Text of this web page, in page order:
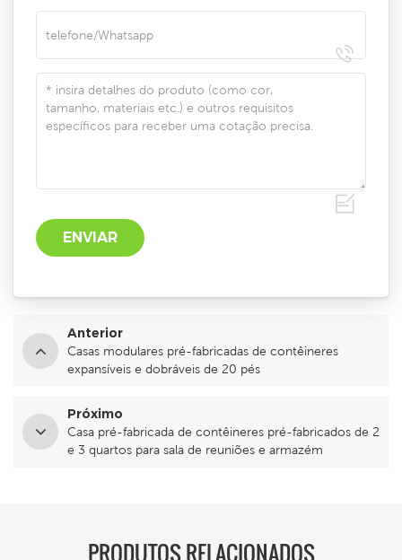
Anterior
Casas modulares pré-fabricadas de contêineres
expansíveis e dobráveis ​​de 20 pés
Próximo
Casa pré-fabricada de contêineres pré-fabricados de 2
e 3 quartos para sala de reuniões e armazém
PRODUTOS RELACIONADOS